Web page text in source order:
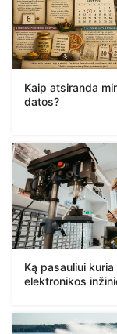
Kaip atsiranda
datos?
Ką pasauliui kuria
elektronikos